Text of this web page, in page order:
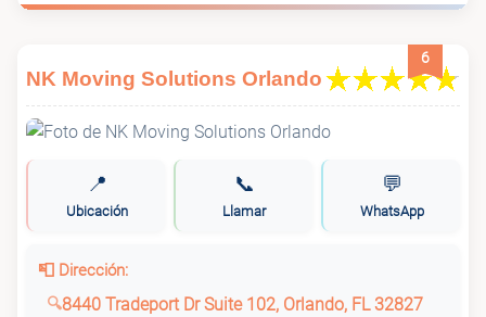
6
NK Moving Solutions Orlando
📍
Ubicación
📞
Llamar
💬
WhatsApp
📮 Dirección:
8440 Tradeport Dr Suite 102, Orlando, FL 32827